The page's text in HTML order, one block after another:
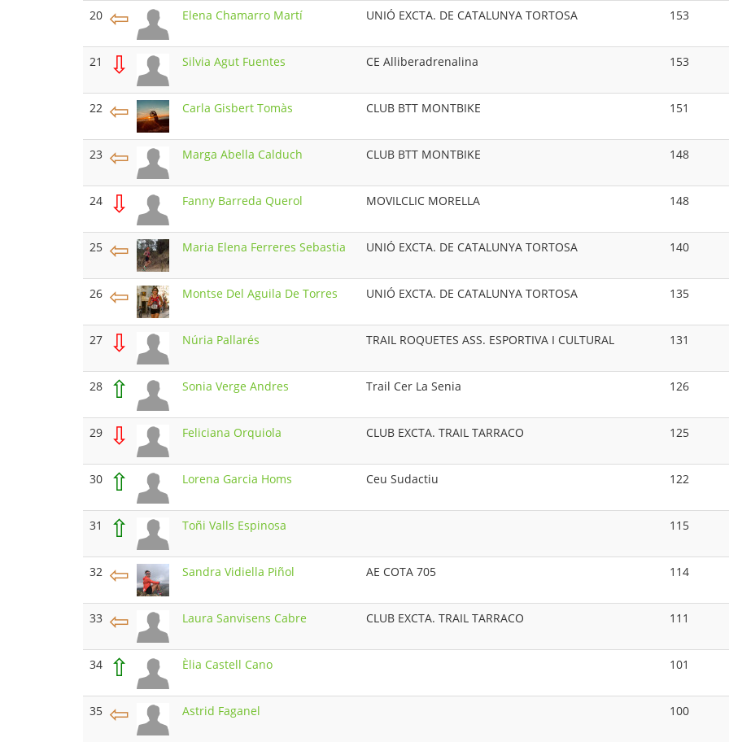
20 ⇦ Elena Chamarro Martí UNIÓ EXCTA. DE CATALUNYA TORTOSA 153
21 ⇩ Silvia Agut Fuentes CE Alliberadrenalina 153
22 ⇦ Carla Gisbert Tomàs CLUB BTT MONTBIKE 151
23 ⇦ Marga Abella Calduch CLUB BTT MONTBIKE 148
24 ⇩ Fanny Barreda Querol MOVILCLIC MORELLA 148
25 ⇦ Maria Elena Ferreres Sebastia UNIÓ EXCTA. DE CATALUNYA TORTOSA 140
26 ⇦ Montse Del Aguila De Torres UNIÓ EXCTA. DE CATALUNYA TORTOSA 135
27 ⇩ Núria Pallarés TRAIL ROQUETES ASS. ESPORTIVA I CULTURAL 131
28 ⇧ Sonia Verge Andres Trail Cer La Senia 126
29 ⇩ Feliciana Orquiola CLUB EXCTA. TRAIL TARRACO 125
30 ⇧ Lorena Garcia Homs Ceu Sudactiu 122
31 ⇧ Toñi Valls Espinosa 115
32 ⇦ Sandra Vidiella Piñol AE COTA 705 114
33 ⇦ Laura Sanvisens Cabre CLUB EXCTA. TRAIL TARRACO 111
34 ⇧ Èlia Castell Cano 101
35 ⇦ Astrid Faganel 100